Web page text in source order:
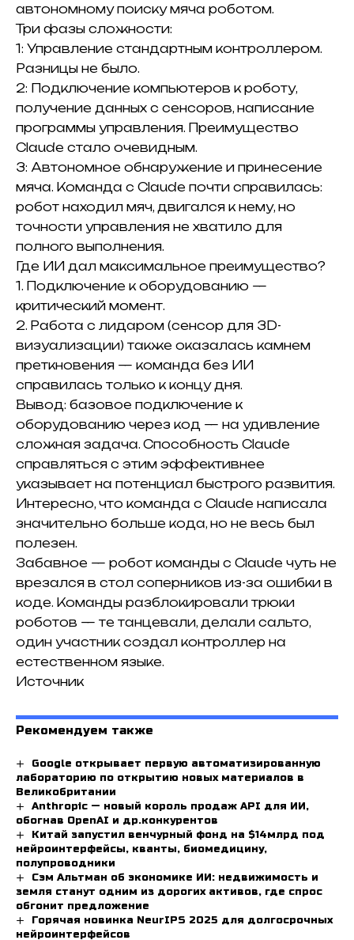
автономному поиску мяча роботом.
Три фазы сложности:
1: Управление стандартным контроллером.
Разницы не было.
2: Подключение компьютеров к роботу,
получение данных с сенсоров, написание
программы управления. Преимущество
Claude стало очевидным.
3: Автономное обнаружение и принесение
мяча. Команда с Claude почти справилась:
робот находил мяч, двигался к нему, но
точности управления не хватило для
полного выполнения.
Где ИИ дал максимальное преимущество?
1. Подключение к оборудованию —
критический момент.
2. Работа с лидаром (сенсор для 3D-
визуализации) также оказалась камнем
преткновения — команда без ИИ
справилась только к концу дня.
Вывод: базовое подключение к
оборудованию через код — на удивление
сложная задача. Способность Claude
справляться с этим эффективнее
указывает на потенциал быстрого развития.
Интересно, что команда с Claude написала
значительно больше кода, но не весь был
полезен.
Забавное — робот команды с Claude чуть не
врезался в стол соперников из-за ошибки в
коде. Команды разблокировали трюки
роботов — те танцевали, делали сальто,
один участник создал контроллер на
естественном языке.
Источник
Рекомендуем также
Google открывает первую автоматизированную
лабораторию по открытию новых материалов в
Великобритании
Anthropic — новый король продаж API для ИИ,
обогнав OpenAI и др.конкурентов
Китай запустил венчурный фонд на $14млрд под
нейроинтерфейсы, кванты, биомедицину,
полупроводники
Сэм Альтман об экономике ИИ: недвижимость и
земля станут одним из дорогих активов, где спрос
обгонит предложение
Горячая новинка NeurIPS 2025 для долгосрочных
нейроинтерфейсов